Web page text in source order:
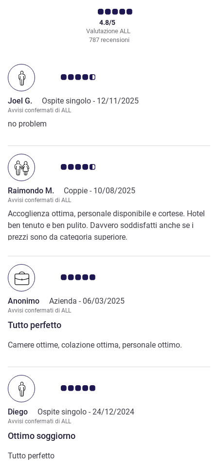
Valutazione ALL
4.8/5
787 recensioni
Giudizio clienti 4.5/5
Joel G. Ospite singolo - 12/11/2025
Avvisi confermati di ALL
no problem
Giudizio clienti 4.5/5
Raimondo M. Coppie - 10/08/2025
Avvisi confermati di ALL
Accoglienza ottima, personale disponibile e cortese. Hotel
ben tenuto e ben pulito. Davvero soddisfatti anche se i
prezzi sono da categoria superiore.
Tutto perfetto
Giudizio clienti 5.0/5
Anonimo Azienda - 06/03/2025
Avvisi confermati di ALL
Camere ottime, colazione ottima, personale ottimo.
Ottimo soggiorno
Giudizio clienti 5.0/5
Diego Ospite singolo - 24/12/2024
Avvisi confermati di ALL
Tutto perfetto